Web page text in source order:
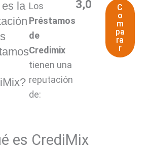
la Los
Préstamos
de
Credimix
tienen una
reputación
de:
3,0
C
o
m
pa
ra
r
es CrediMix